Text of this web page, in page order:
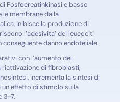
Fosfocreatinkinasi e basso
le membrane dalla
inibisce la produzione di
l’adesivita’ dei leucociti
conseguente danno endoteliale
con l’aumento del
riattivazione di fibroblasti,
incrementa la sintesi di
un effetto di stimolo sulla
3-7.